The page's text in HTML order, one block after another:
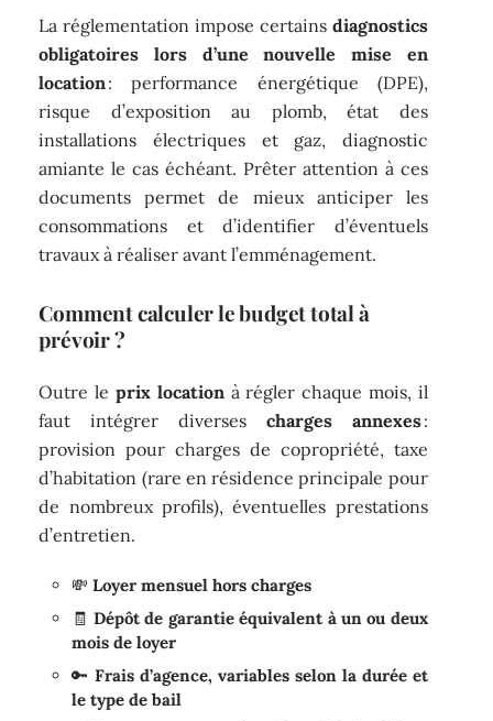
La réglementation impose certains diagnostics
obligatoires lors d’une nouvelle mise en
location: performance énergétique (DPE),
risque d’exposition au plomb, état des
installations électriques et gaz, diagnostic
amiante le cas échéant. Prêter attention à ces
documents permet de mieux anticiper les
consommations et d’identifier d’éventuels
travaux à réaliser avant l’emménagement.
Comment calculer le budget total à
prévoir ?
Outre le prix locationà régler chaque mois, il
faut intégrer diverses charges annexes:
provision pour charges de copropriété, taxe
d’habitation (rare en résidence principale pour
de nombreux profils), éventuelles prestations
d’entretien.
💸Loyer mensuel hors charges
🧾Dépôt de garantie équivalent à un ou deux
mois de loyer
🔑Frais d’agence, variables selon la durée et
le type de bail